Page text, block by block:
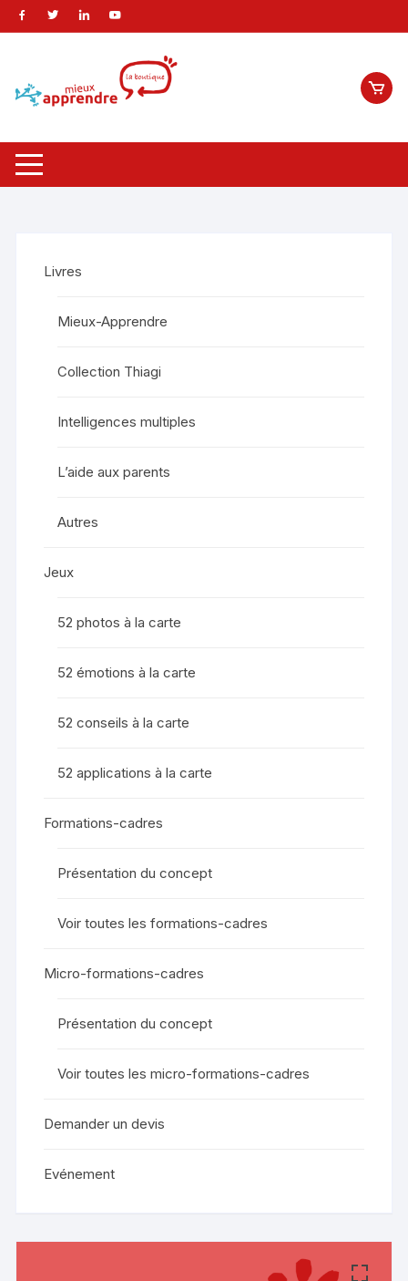
Livres
Mieux-Apprendre
Collection Thiagi
Intelligences multiples
L’aide aux parents
Autres
Jeux
52 photos à la carte
52 émotions à la carte
52 conseils à la carte
52 applications à la carte
Formations-cadres
Présentation du concept
Voir toutes les formations-cadres
Micro-formations-cadres
Présentation du concept
Voir toutes les micro-formations-cadres
Demander un devis
Evénement